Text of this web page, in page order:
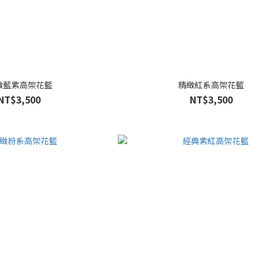
藍紫高架花籃 精緻紅系高架花籃
NT$3,500